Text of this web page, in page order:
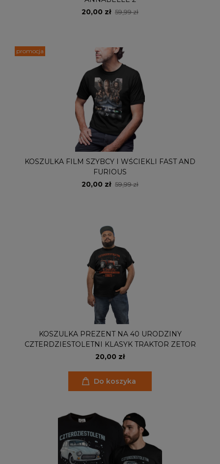
20,00 zł 59,99 zł
KOSZULKA FILM SZYBCY I WŚCIEKLI FAST AND
FURIOUS
20,00 zł 59,99 zł
promocja
KOSZULKA PREZENT NA 40 URODZINY
CZTERDZIESTOLETNI KLASYK TRAKTOR ZETOR
20,00 zł
Do koszyka